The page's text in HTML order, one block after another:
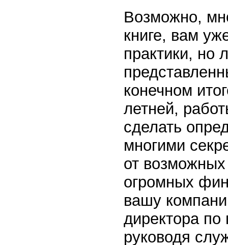
Возможно,
книге, вам
практики, но
конечном
летней,
сделать
многими
от
огромных
вашу
директора по
руководя